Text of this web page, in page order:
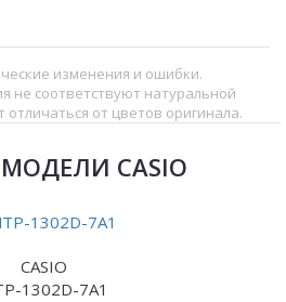
изменения и ошибки.
не соответствуют натуральной
отличаться от цветов оригинала.
CASIO
CASIO
1302D-7A1